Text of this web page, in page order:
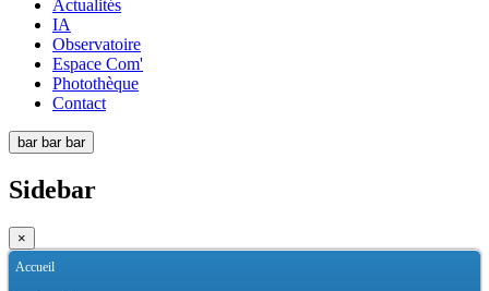
Actualités
IA
Observatoire
Espace Com'
Photothèque
Contact
bar bar bar
Sidebar
×
Accueil